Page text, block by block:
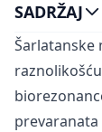
Šarlatanske
SADRŽAJ